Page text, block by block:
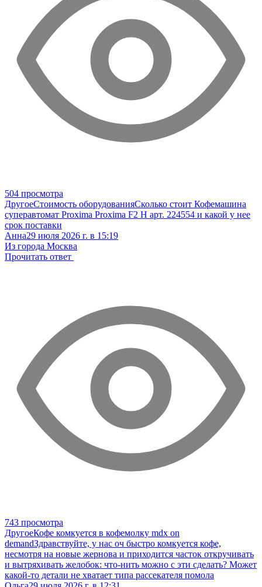
504 просмотра
ДругоеСтоимость оборудованияСколько стоит Кофемашина
суперавтомат Proxima Proxima F2 H арт. 224554 и какой у нее
срок поставки
Анна29 июля 2026 г. в 15:19
Из города Москва
Прочитать ответ
743 просмотра
ДругоеКофе комкуется в кофемолку mdx on
demandЗдравствуйте, у нас оч быстро комкуется кофе,
несмотря на новые жернова и приходится часток откручивать
и вытряхивать желобок: что-нить можно с эти сделать? Может
какой-то детали не хватает типа рассекателя помола